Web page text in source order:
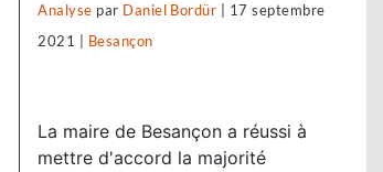
Analyse par Daniel Bordür
17 septembre
2021
Besançon
La maire de Besançon a réussi à
mettre d'accord la majorité